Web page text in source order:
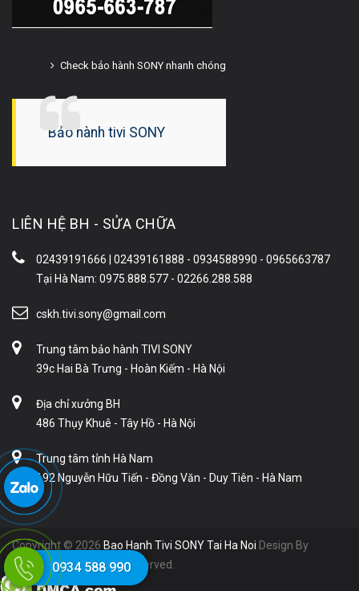
Check bảo hành SONY nhanh chóng
Bảo hành tivi SONY
LIÊN HỆ BH - SỬA CHỮA
02439191666 | 02439161888 - 0934588990 - 0965663787
Tại Hà Nam: 0975.888.577 - 02266.288.588
cskh.tivi.sony@gmail.com
Trung tâm bảo hành TIVI SONY
39c Hai Bà Trưng - Hoàn Kiếm - Hà Nội
Địa chỉ xưởng BH
486 Thụy Khuê - Tây Hồ - Hà Nội
Trung tâm tỉnh Hà Nam
192 Nguyễn Hữu Tiến - Đồng Văn - Duy Tiên - Hà Nam
Copyright © 2026 Bao Hanh Tivi SONY Tai Ha Noi Design By
Liveweb.Vn. All Rights Reserved.
0934 588 990